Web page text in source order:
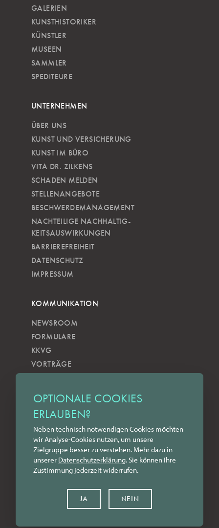
OPTIONALE COOKIES
ERLAUBEN?
Neben technisch notwendigen Cookies möchten
wir Analyse-Cookies nutzen, um unsere
Zielgruppe besser zu verstehen. Mehr dazu in
unserer Datenschutz­erklärung. Sie können Ihre
Zustimmung jederzeit widerrufen.
JA NEIN
GALERIEN
KUNSTHISTORIKER
KÜNSTLER
MUSEEN
SAMMLER
SPEDITEURE
UNTERNEHMEN
ÜBER UNS
KUNST UND VERSICHERUNG
KUNST IM BÜRO
VITA DR. ZILKENS
SCHADEN MELDEN
STELLENANGEBOTE
BESCHWERDEMANAGEMENT
NACHTEILIGE NACH­HALTIG­
KEITSAUSWIRKUNGEN
BARRIEREFREIHEIT
DATENSCHUTZ
IMPRESSUM
KOMMUNIKATION
NEWSROOM
FORMULARE
KKVG
VORTRÄGE
ZILKENS NEWSBLOG
NEWSLETTER
YOUTUBE
INSTAGRAM
FACEBOOK
LINKEDIN